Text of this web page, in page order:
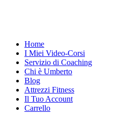
Home
I Miei Video-Corsi
Servizio di Coaching
Chi è Umberto
Blog
Attrezzi Fitness
Il Tuo Account
Carrello